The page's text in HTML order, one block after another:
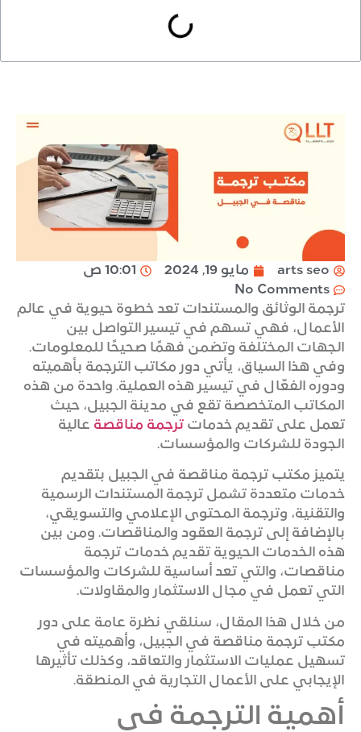
arts seo مايو 19, 2024
10:01 ص
No Comments
ترجمة الوثائق والمستندات تعد خطوة حيوية في عالم
الأعمال، فهي تسهم في تيسير التواصل بين
الجهات المختلفة وتضمن فهمًا صحيحًا للمعلومات.
وفي هذا السياق، يأتي دور مكاتب الترجمة بأهميته
ودوره الفعّال في تيسير هذه العملية. واحدة من هذه
المكاتب المتخصصة تقع في مدينة الجبيل، حيث
تعمل على تقديم خدماتترجمة مناقصةعالية
الجودة للشركات والمؤسسات.
يتميز مكتب ترجمة مناقصة في الجبيل بتقديم
خدمات متعددة تشمل ترجمة المستندات الرسمية
والتقنية، وترجمة المحتوى الإعلامي والتسويقي،
بالإضافة إلى ترجمة العقود والمناقصات. ومن بين
هذه الخدمات الحيوية تقديم خدمات ترجمة
مناقصات، والتي تعد أساسية للشركات والمؤسسات
التي تعمل في مجال الاستثمار والمقاولات.
من خلال هذا المقال، سنلقي نظرة عامة على دور
مكتب ترجمة مناقصة في الجبيل، وأهميته في
تسهيل عمليات الاستثمار والتعاقد، وكذلك تأثيرها
الإيجابي على الأعمال التجارية في المنطقة.
أهمية الترجمة في